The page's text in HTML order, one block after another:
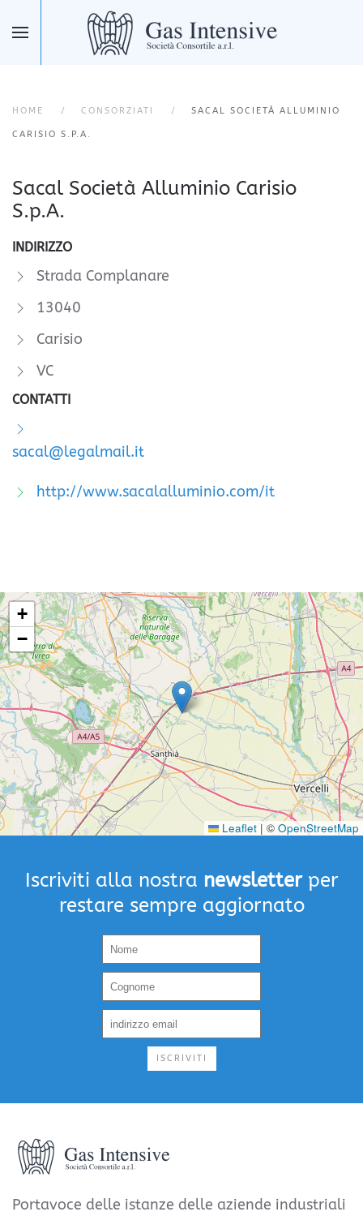
Skip to main content
HOME CONSORZIATI SACAL SOCIETÀ ALLUMINIO
CARISIO S.P.A.
Sacal Società Alluminio Carisio
S.p.A.
INDIRIZZO
Strada Complanare
13040
Carisio
VC
CONTATTI
sacal@legalmail.it
http://www.sacalalluminio.com/it
+
−
Leaflet | © OpenStreetMap
Iscriviti alla nostra newsletterper
restare sempre aggiornato
ISCRIVITI
Portavoce delle istanze delle aziende industriali